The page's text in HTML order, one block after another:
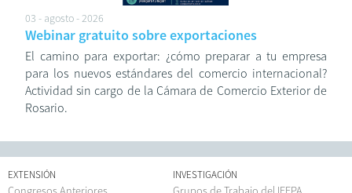
03 - agosto - 2026
Webinar gratuito sobre exportaciones
El camino para exportar: ¿cómo preparar a tu empresa
para los nuevos estándares del comercio internacional?
Actividad sin cargo de la Cámara de Comercio Exterior de
Rosario.
EXTENSIÓN INVESTIGACIÓN